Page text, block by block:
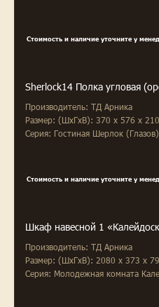
Стоимость и наличие уточните у
Sherlock14 Полка угловая
Производитель: ТД Арника
Размер: (ШxГxВ): 370 x 576 x
Серия: Гостиная Шерлок
Стоимость и наличие уточните у
Шкаф навесной 1
Производитель: ТД Арника
Размер: (ШxГxВ): 2080 x 373 x
Серия: Молодежная комната